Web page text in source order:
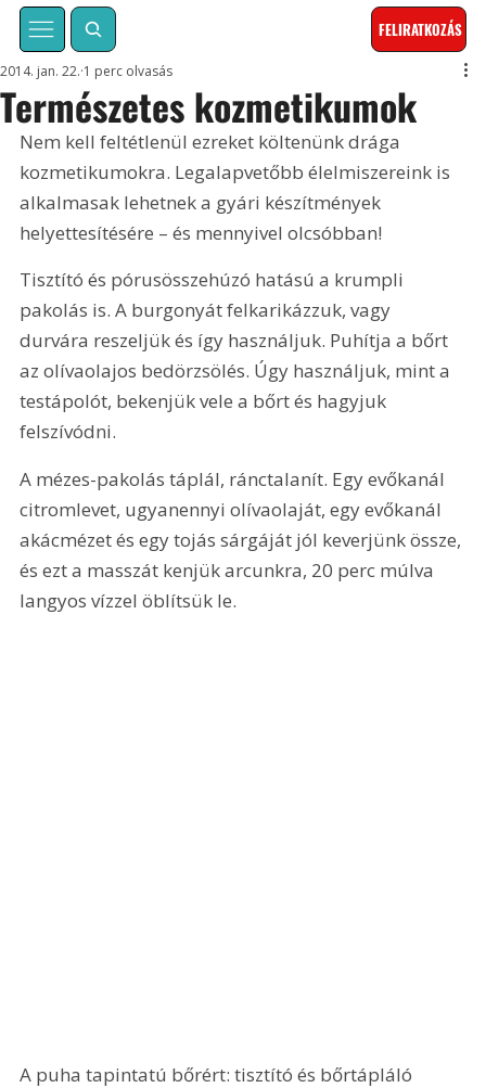
FELIRATKOZÁS
Természetes kozmetikumok
2014. jan. 22. 1 perc olvasás
Nem kell feltétlenül ezreket költenünk drága
kozmetikumokra. Legalapvetőbb élelmiszereink is
alkalmasak lehetnek a gyári készítmények
helyettesítésére – és mennyivel olcsóbban!
Tisztító és pórusösszehúzó hatású a krumpli
pakolás is. A burgonyát felkarikázzuk, vagy
durvára reszeljük és így használjuk. Puhítja a bőrt
az olívaolajos bedörzsölés. Úgy használjuk, mint a
testápolót, bekenjük vele a bőrt és hagyjuk
felszívódni.
A mézes-pakolás táplál, ránctalanít. Egy evőkanál
citromlevet, ugyanennyi olívaolaját, egy evőkanál
akácmézet és egy tojás sárgáját jól keverjünk össze,
és ezt a masszát kenjük arcunkra, 20 perc múlva
langyos vízzel öblítsük le.
A puha tapintatú bőrért: tisztító és bőrtápláló